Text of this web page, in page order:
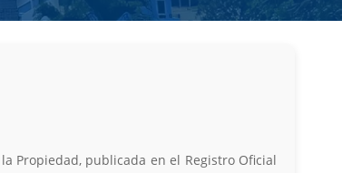
Propiedad, publicada en el Registro Oficial